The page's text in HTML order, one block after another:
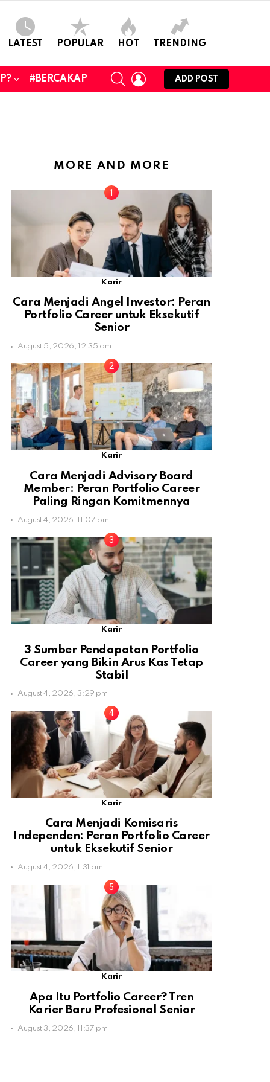
LATEST POPULAR HOT TRENDING
#BERCAKAP
SEARCHLOGIN
ADD POST
MORE AND MORE
Karir
Cara Menjadi Angel Investor: Peran
Portfolio Career untuk Eksekutif
Senior
August 5, 2026, 12:35 am
Karir
Cara Menjadi Advisory Board
Member: Peran Portfolio Career
Paling Ringan Komitmennya
August 4, 2026, 11:07 pm
Karir
3 Sumber Pendapatan Portfolio
Career yang Bikin Arus Kas Tetap
Stabil
August 4, 2026, 3:29 pm
Karir
Cara Menjadi Komisaris
Independen: Peran Portfolio Career
untuk Eksekutif Senior
August 4, 2026, 1:31 am
Karir
Apa Itu Portfolio Career? Tren
Karier Baru Profesional Senior
August 3, 2026, 11:37 pm